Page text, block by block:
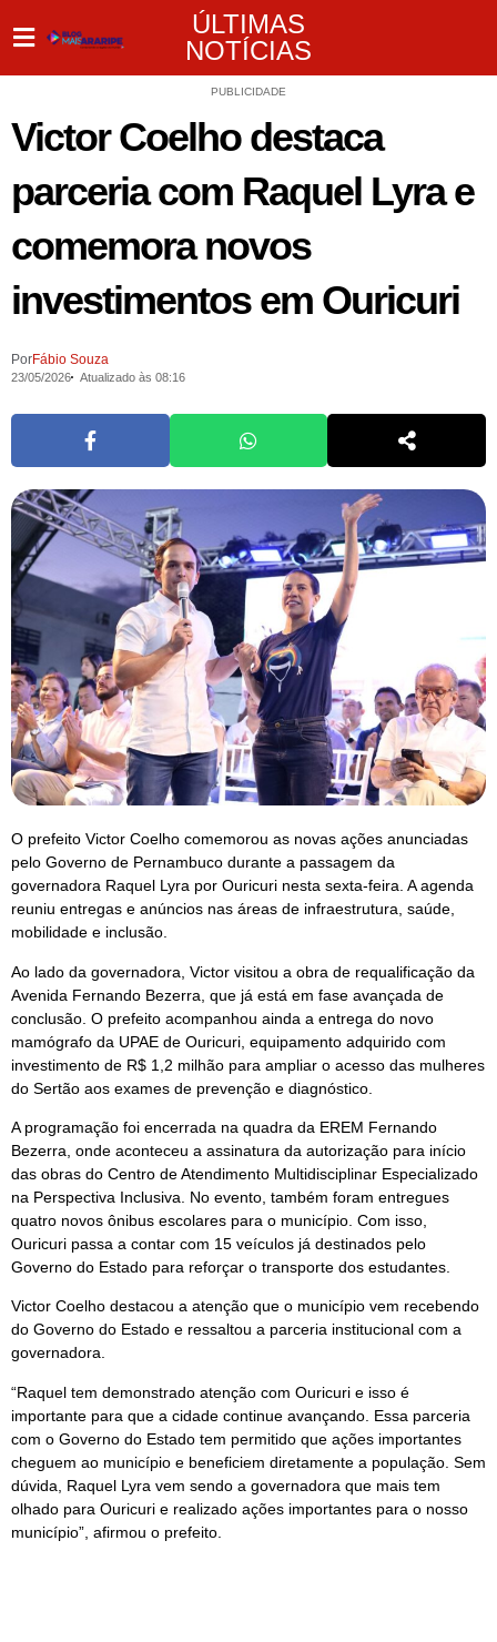
ÚLTIMAS
NOTÍCIAS
PUBLICIDADE
Victor Coelho destaca
parceria com Raquel Lyra e
comemora novos
investimentos em Ouricuri
PorFábio Souza
23/05/2026 Atualizado às 08:16
O prefeito Victor Coelho comemorou as novas ações anunciadas
pelo Governo de Pernambuco durante a passagem da
governadora Raquel Lyra por Ouricuri nesta sexta-feira. A agenda
reuniu entregas e anúncios nas áreas de infraestrutura, saúde,
mobilidade e inclusão.
Ao lado da governadora, Victor visitou a obra de requalificação da
Avenida Fernando Bezerra, que já está em fase avançada de
conclusão. O prefeito acompanhou ainda a entrega do novo
mamógrafo da UPAE de Ouricuri, equipamento adquirido com
investimento de R$ 1,2 milhão para ampliar o acesso das mulheres
do Sertão aos exames de prevenção e diagnóstico.
A programação foi encerrada na quadra da EREM Fernando
Bezerra, onde aconteceu a assinatura da autorização para início
das obras do Centro de Atendimento Multidisciplinar Especializado
na Perspectiva Inclusiva. No evento, também foram entregues
quatro novos ônibus escolares para o município. Com isso,
Ouricuri passa a contar com 15 veículos já destinados pelo
Governo do Estado para reforçar o transporte dos estudantes.
Victor Coelho destacou a atenção que o município vem recebendo
do Governo do Estado e ressaltou a parceria institucional com a
governadora.
“Raquel tem demonstrado atenção com Ouricuri e isso é
importante para que a cidade continue avançando. Essa parceria
com o Governo do Estado tem permitido que ações importantes
cheguem ao município e beneficiem diretamente a população. Sem
dúvida, Raquel Lyra vem sendo a governadora que mais tem
olhado para Ouricuri e realizado ações importantes para o nosso
município”, afirmou o prefeito.